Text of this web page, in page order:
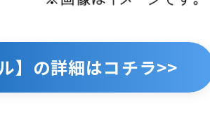
ル】の詳細はコチラ>>